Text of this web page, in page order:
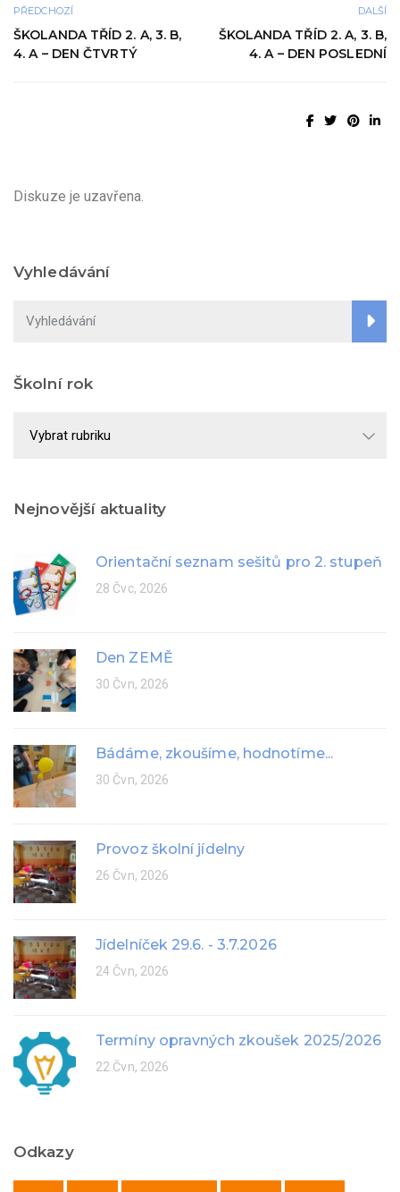
PŘEDCHOZÍ
ŠKOLANDA TŘÍD 2. A, 3. B,
4. A – DEN ČTVRTÝ
DALŠÍ
ŠKOLANDA TŘÍD 2. A, 3. B,
4. A – DEN POSLEDNÍ
Diskuze je uzavřena.
Vyhledávání
Školní rok
rok
Nejnovější aktuality
Orientační seznam sešitů pro 2. stupeň
28 Čvc, 2026
Den ZEMĚ
30 Čvn, 2026
Bádáme, zkoušíme, hodnotíme...
30 Čvn, 2026
Provoz školní jídelny
26 Čvn, 2026
Jídelníček 29.6. - 3.7.2026
24 Čvn, 2026
Termíny opravných zkoušek 2025/2026
22 Čvn, 2026
Odkazy